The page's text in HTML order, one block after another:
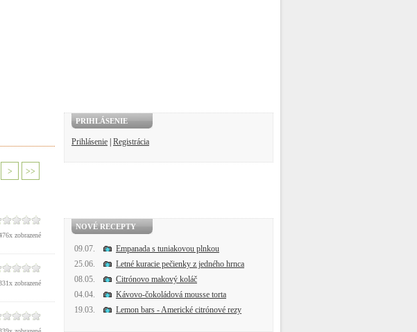
> >>
zobrazené
zobrazené
PRIHLÁSENIE
Prihlásenie Registrácia
NOVÉ RECEPTY
09.07.
Empanada s tuniakovou plnkou
25.06.
Letné kuracie pečienky z jedného hrnca
08.05.
Citrónovo makový koláč
04.04.
Kávovo-čokoládová mousse torta
19.03.
Lemon bars - Americké citrónové rezy